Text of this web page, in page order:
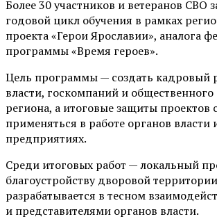
Более 30 участников и ветеранов СВО
годовой цикл обучения в рамках
проекта «Герои Ярославии», аналога
программы «Время героев».
Цель программы — создать кадровый
власти, госкомпаний и общественного
региона, а итоговые защиты проектов
применяться в работе органов власти
предприятиях.
Среди итоговых работ — локальный
благоустройству дворовой
разрабатывается в тесном
и представителями органов власти.